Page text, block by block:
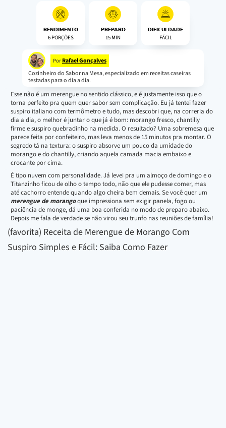
RENDIMENTO
6 PORÇÕES
PREPARO
15 MIN
DIFICULDADE
FÁCIL
Por Rafael Gonçalves
Cozinheiro do Sabor na Mesa, especializado em receitas caseiras
testadas para o dia a dia.
Esse não é um merengue no sentido clássico, e é justamente isso que o
torna perfeito pra quem quer sabor sem complicação. Eu já tentei fazer
suspiro italiano com termômetro e tudo, mas descobri que, na correria do
dia a dia, o melhor é juntar o que já é bom: morango fresco, chantilly
firme e suspiro quebradinho na medida. O resultado? Uma sobremesa que
parece feita por confeiteiro, mas leva menos de 15 minutos pra montar. O
segredo tá na textura: o suspiro absorve um pouco da umidade do
morango e do chantilly, criando aquela camada macia embaixo e
crocante por cima.
É tipo nuvem com personalidade. Já levei pra um almoço de domingo e o
Titanzinho ficou de olho o tempo todo, não que ele pudesse comer, mas
até cachorro entende quando algo cheira bem demais. Se você quer um
merengue de morangoque impressiona sem exigir panela, fogo ou
paciência de monge, dá uma boa conferida no modo de preparo abaixo.
Depois me fala de verdade se não virou seu trunfo nas reuniões de família!
(favorita) Receita de Merengue de Morango Com
Suspiro Simples e Fácil: Saiba Como Fazer